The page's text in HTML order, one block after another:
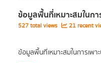
ข้อมูลพื้นที่เหมาะสมในก
527 total views 21 recent
ข้อมูลพื้นที่เหมาะสมในการเพ